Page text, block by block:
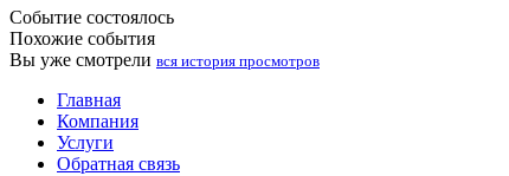
Событие состоялось
Похожие события
Вы уже смотрели вся история просмотров
Главная
Компания
Услуги
Обратная связь